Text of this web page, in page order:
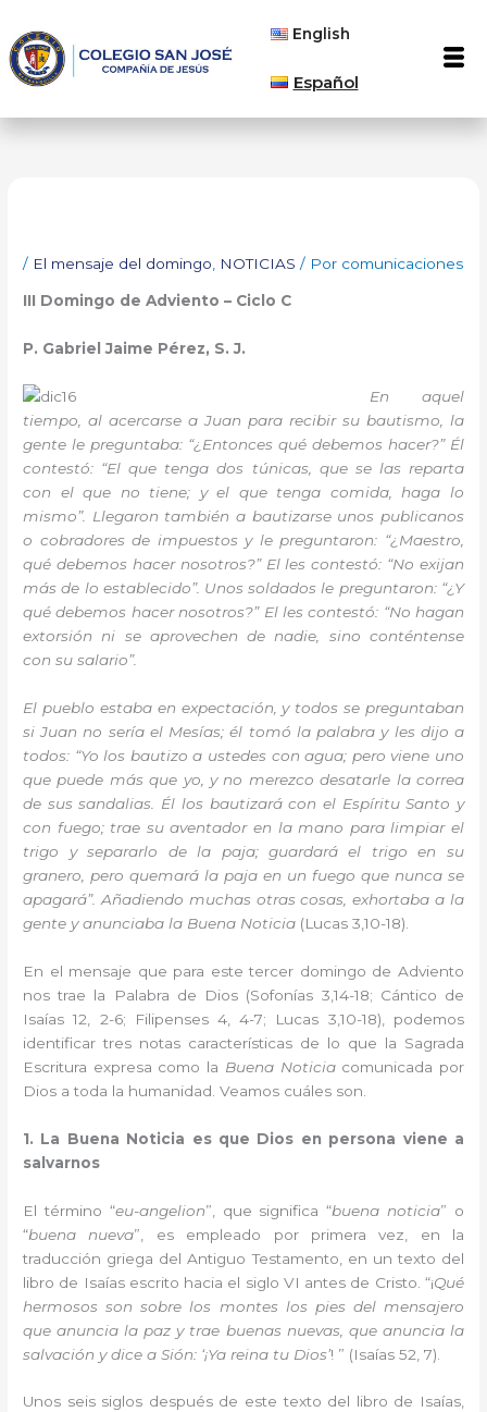
contenido
English
Español
/ El mensaje del domingo NOTICIAS / Por comunicaciones
III Domingo de Adviento – Ciclo C
P. Gabriel Jaime Pérez, S. J.
En aquel
tiempo, al acercarse a Juan para recibir su bautismo, la
gente le preguntaba: “¿Entonces qué debemos hacer?” Él
contestó: “El que tenga dos túnicas, que se las reparta
con el que no tiene; y el que tenga comida, haga lo
mismo”. Llegaron también a bautizarse unos publicanos
o cobradores de impuestos y le preguntaron: “¿Maestro,
qué debemos hacer nosotros?” El les contestó: “No exijan
más de lo establecido”. Unos soldados le preguntaron: “¿Y
qué debemos hacer nosotros?” El les contestó: “No hagan
extorsión ni se aprovechen de nadie, sino conténtense
con su salario”.
El pueblo estaba en expectación, y todos se preguntaban
si Juan no sería el Mesías; él tomó la palabra y les dijo a
todos: “Yo los bautizo a ustedes con agua; pero viene uno
que puede más que yo, y no merezco desatarle la correa
de sus sandalias. Él los bautizará con el Espíritu Santo y
con fuego; trae su aventador en la mano para limpiar el
trigo y separarlo de la paja; guardará el trigo en su
granero, pero quemará la paja en un fuego que nunca se
apagará”. Añadiendo muchas otras cosas, exhortaba a la
gente y anunciaba la Buena Noticia (Lucas 3,10-18).
En el mensaje que para este tercer domingo de Adviento
nos trae la Palabra de Dios (Sofonías 3,14-18; Cántico de
Isaías 12, 2-6; Filipenses 4, 4-7; Lucas 3,10-18), podemos
identificar tres notas características de lo que la Sagrada
Escritura expresa como la Buena Noticiacomunicada por
Dios a toda la humanidad. Veamos cuáles son.
1. La Buena Noticia es que Dios en persona viene a
salvarnos
El término “eu-angelion”, que significa “buena noticia” o
“buena nueva”, es empleado por primera vez, en la
traducción griega del Antiguo Testamento, en un texto del
libro de Isaías escrito hacia el siglo VI antes de Cristo. “¡Qué
hermosos son sobre los montes los pies del mensajero
que anuncia la paz y trae buenas nuevas, que anuncia la
salvación y dice a Sión: ‘¡Ya reina tu Dios’! ” (Isaías 52, 7).
Unos seis siglos después de este texto del libro de Isaías,